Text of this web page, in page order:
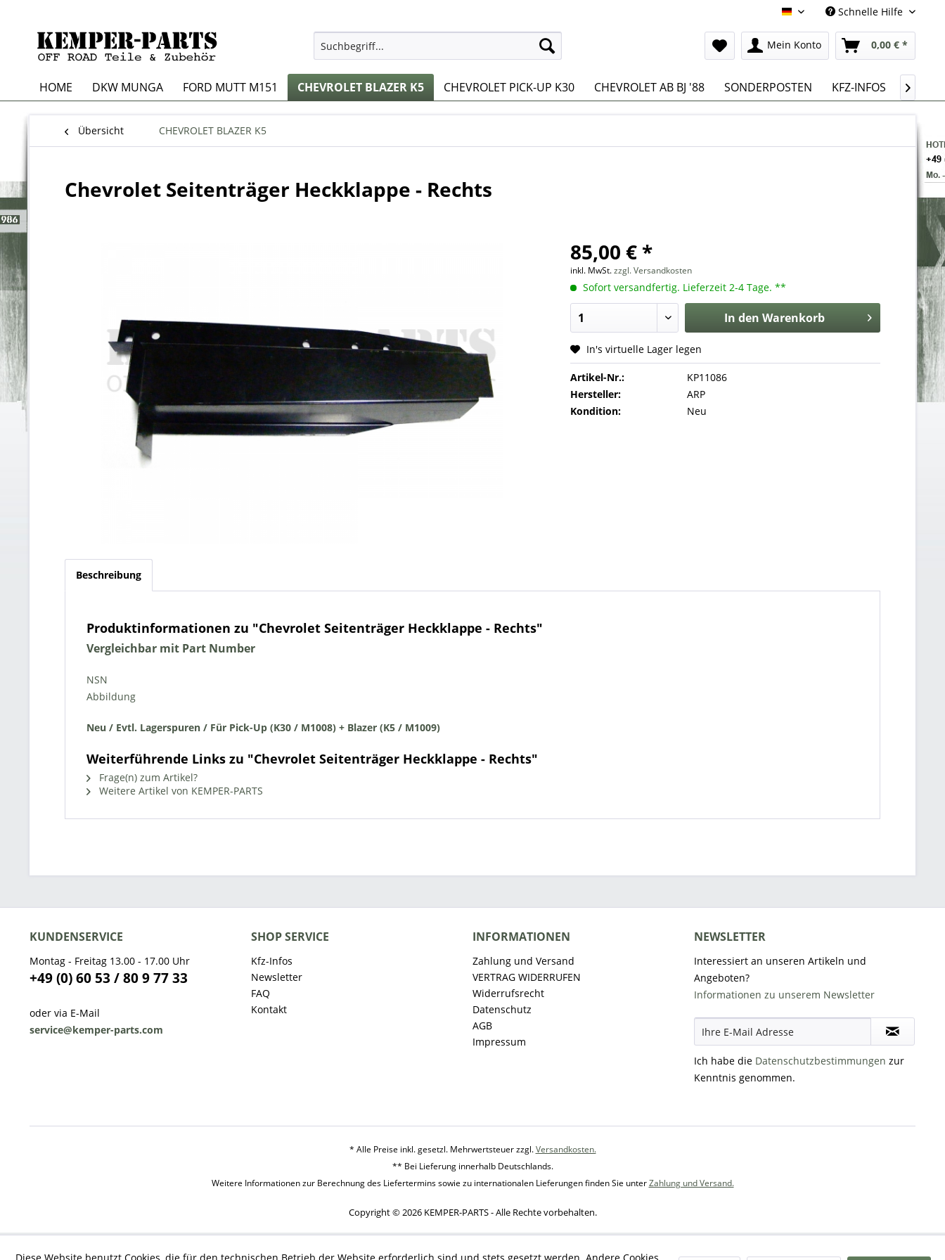
Deutsch Schnelle Hilfe
Mein Konto 0,00 € *
HOME DKW MUNGA FORD MUTT M151 CHEVROLET BLAZER K5 CHEVROLET PICK-UP K30 CHEVROLET AB BJ '88 SONDERPOSTEN KFZ-INFOS 
Übersicht CHEVROLET BLAZER K5
Chevrolet Seitenträger Heckklappe - Rechts
85,00 € *
inkl. MwSt.zzgl. Versandkosten
Sofort versandfertig. Lieferzeit 2-4 Tage. **
In den Warenkorb
In's virtuelle Lager legen
Artikel-Nr.:
KP11086
Hersteller:
ARP
Kondition:
Neu
Beschreibung
Produktinformationen zu "Chevrolet Seitenträger Heckklappe - Rechts"
Vergleichbar mit Part Number
NSN
Abbildung
Neu / Evtl. Lagerspuren / Für Pick-Up (K30 / M1008) + Blazer (K5 / M1009)
Weiterführende Links zu "Chevrolet Seitenträger Heckklappe - Rechts"
Frage(n) zum Artikel?
Weitere Artikel von KEMPER-PARTS
KUNDENSERVICE
Montag - Freitag 13.00 - 17.00 Uhr
+49 (0) 60 53 / 80 9 77 33
oder via E-Mail
service@kemper-parts.com
SHOP SERVICE
Kfz-Infos
Newsletter
FAQ
Kontakt
INFORMATIONEN
Zahlung und Versand
VERTRAG WIDERRUFEN
Widerrufsrecht
Datenschutz
AGB
Impressum
NEWSLETTER
Interessiert an unseren Artikeln und
Angeboten?
Informationen zu unserem Newsletter
Ich habe die Datenschutzbestimmungen zur
Kenntnis genommen.
* Alle Preise inkl. gesetzl. Mehrwertsteuer zzgl.Versandkosten.
** Bei Lieferung innerhalb Deutschlands.
Weitere Informationen zur Berechnung des Liefertermins sowie zu internationalen Lieferungen finden Sie unterZahlung und Versand.
Copyright © 2026 KEMPER-PARTS - Alle Rechte vorbehalten.